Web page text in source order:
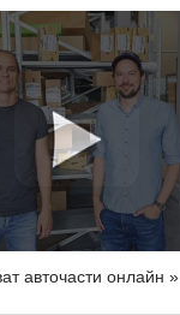
авточасти онлайн »